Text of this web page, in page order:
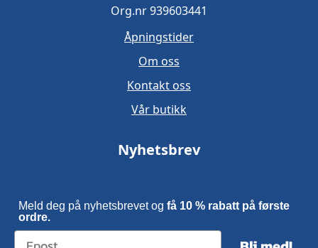
Org.nr 939603441
Åpningstider
Om oss
Kontakt oss
Vår butikk
Nyhetsbrev
Meld deg på nyhetsbrevet og få 10 % rabatt på første
ordre.